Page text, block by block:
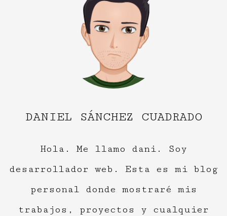
DANIEL SÁNCHEZ CUADRADO
Hola. Me llamo dani. Soy
desarrollador web. Esta es mi blog
personal donde mostraré mis
trabajos, proyectos y cualquier